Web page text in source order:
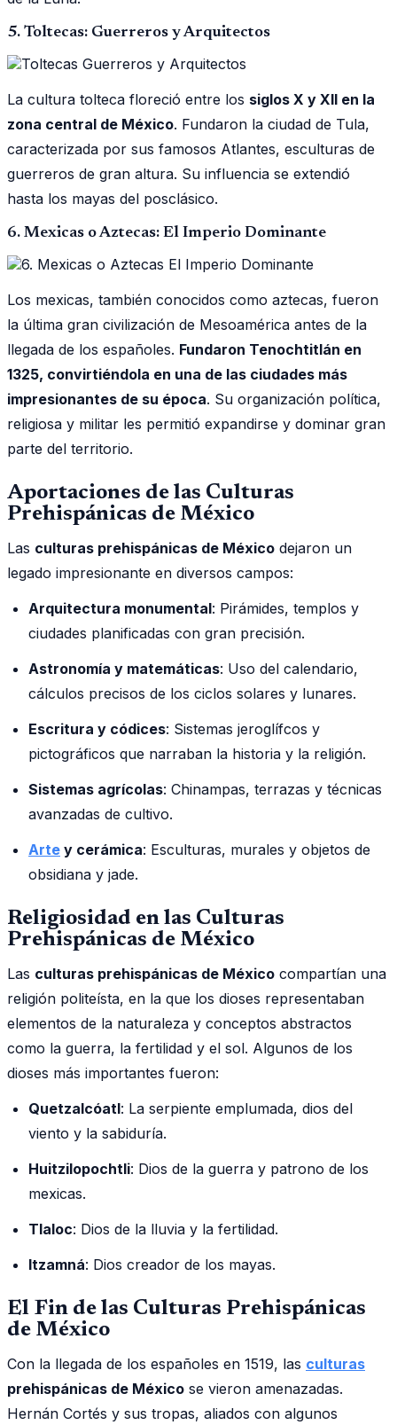
5. Toltecas: Guerreros y Arquitectos
La cultura tolteca floreció entre los siglos X y XII en la
zona central de México. Fundaron la ciudad de Tula,
caracterizada por sus famosos Atlantes, esculturas de
guerreros de gran altura. Su influencia se extendió
hasta los mayas del posclásico.
6. Mexicas o Aztecas: El Imperio Dominante
Los mexicas, también conocidos como aztecas, fueron
la última gran civilización de Mesoamérica antes de la
llegada de los españoles. Fundaron Tenochtitlán en
1325, convirtiéndola en una de las ciudades más
impresionantes de su época. Su organización política,
religiosa y militar les permitió expandirse y dominar gran
parte del territorio.
Aportaciones de las Culturas
Prehispánicas de México
Las culturas prehispánicas de México dejaron un
legado impresionante en diversos campos:
Arquitectura monumental: Pirámides, templos y
ciudades planificadas con gran precisión.
Astronomía y matemáticas: Uso del calendario,
cálculos precisos de los ciclos solares y lunares.
Escritura y códices: Sistemas jeroglífcos y
pictográficos que narraban la historia y la religión.
Sistemas agrícolas: Chinampas, terrazas y técnicas
avanzadas de cultivo.
Arte y cerámica: Esculturas, murales y objetos de
obsidiana y jade.
Religiosidad en las Culturas
Prehispánicas de México
Las culturas prehispánicas de México compartían una
religión politeísta, en la que los dioses representaban
elementos de la naturaleza y conceptos abstractos
como la guerra, la fertilidad y el sol. Algunos de los
dioses más importantes fueron:
Quetzalcóatl: La serpiente emplumada, dios del
viento y la sabiduría.
Huitzilopochtli: Dios de la guerra y patrono de los
mexicas.
Tlaloc: Dios de la lluvia y la fertilidad.
Itzamná: Dios creador de los mayas.
El Fin de las Culturas Prehispánicas
de México
Con la llegada de los españoles en 1519, las culturas
prehispánicas de México se vieron amenazadas.
Hernán Cortés y sus tropas, aliados con algunos